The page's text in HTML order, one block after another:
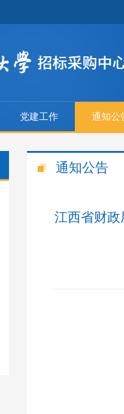
党建工作 通知公
通知公告
江西省财